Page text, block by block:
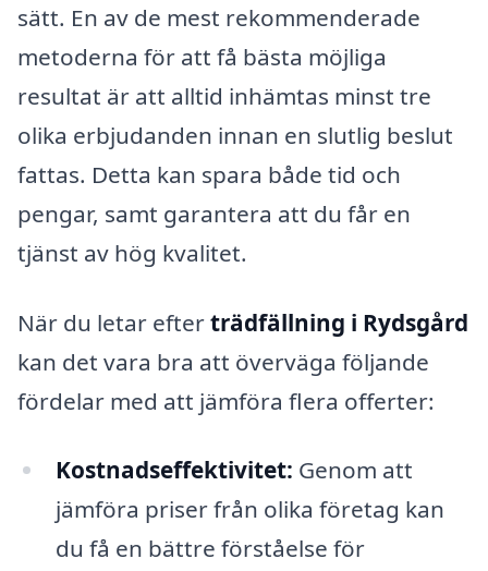
sätt. En av de mest rekommenderade
metoderna för att få bästa möjliga
resultat är att alltid inhämtas minst tre
olika erbjudanden innan en slutlig beslut
fattas. Detta kan spara både tid och
pengar, samt garantera att du får en
tjänst av hög kvalitet.
När du letar efterträdfällning i Rydsgård
kan det vara bra att överväga följande
fördelar med att jämföra flera offerter:
Kostnadseffektivitet: Genom att
jämföra priser från olika företag kan
du få en bättre förståelse för